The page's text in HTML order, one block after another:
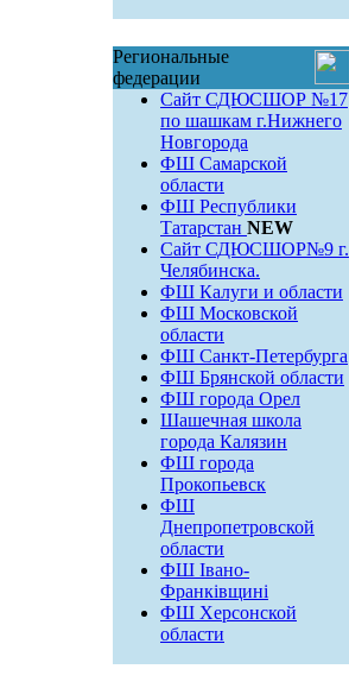
Региональные
федерации
Сайт СДЮСШОР №17
по шашкам г.Нижнего
Новгорода
ФШ Самарской
области
ФШ Республики
Татарстан NEW
Сайт СДЮСШОР№9 г.
Челябинска.
ФШ Калуги и области
ФШ Московской
области
ФШ Санкт-Петербурга
ФШ Брянской области
ФШ города Орел
Шашечная школа
города Калязин
ФШ города
Прокопьевск
ФШ
Днепропетровской
области
ФШ Івано-
Франківщині
ФШ Херсонской
области